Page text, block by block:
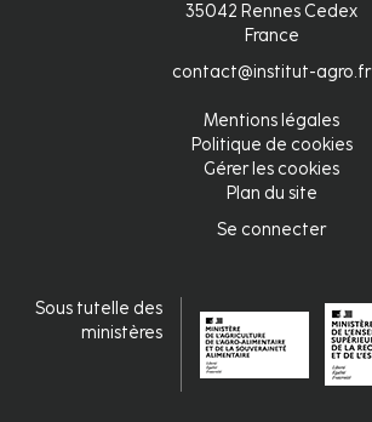
35042 Rennes Cedex
France
contact@institut-agro.fr
Mentions légales
Politique de cookies
Gérer les cookies
Plan du site
Se connecter
Sous tutelle des
ministères